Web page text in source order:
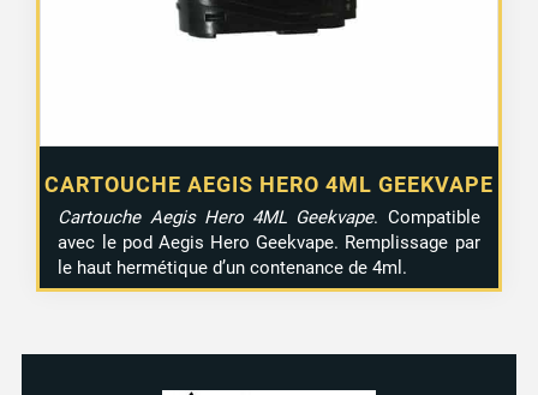
CARTOUCHE AEGIS HERO 4ML GEEKVAPE
Cartouche Aegis Hero 4ML Geekvape. Compatible
avec le pod Aegis Hero Geekvape. Remplissage par
le haut hermétique d’un contenance de 4ml.